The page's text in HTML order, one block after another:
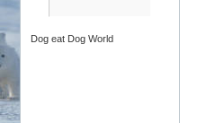
Dog eat Dog World